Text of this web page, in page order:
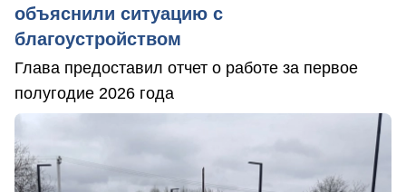
объяснили ситуацию с
благоустройством
Глава предоставил отчет о работе за первое
полугодие 2026 года